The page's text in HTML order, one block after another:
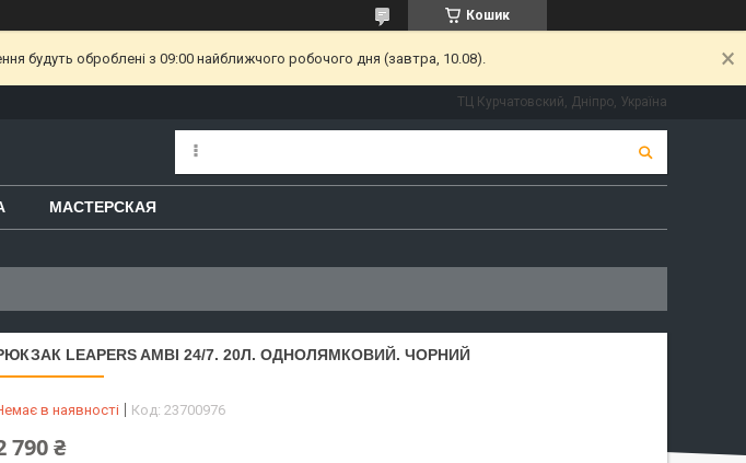
Кошик
будуть оброблені з 09:00 найближчого робочого дня (завтра, 10.08).
ТЦ Курчатовский, Дніпро, Україна
МАСТЕРСКАЯ
LEAPERS AMBI 24/7. 20Л. ОДНОЛЯМКОВИЙ. ЧОРНИЙ
в наявності Код: 23700976
790 ₴